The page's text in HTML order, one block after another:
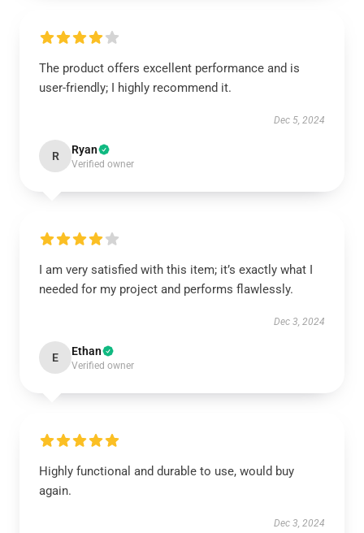
The product offers excellent performance and is
user-friendly; I highly recommend it.
Dec 5, 2024
R Ryan
Verified owner
I am very satisfied with this item; it’s exactly what I
needed for my project and performs flawlessly.
Dec 3, 2024
E Ethan
Verified owner
Highly functional and durable to use, would buy
again.
Dec 3, 2024